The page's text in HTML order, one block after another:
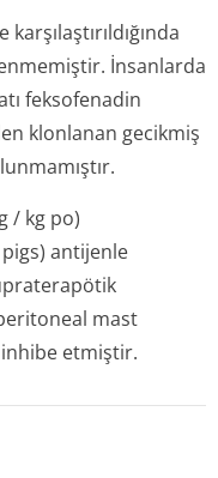
İnsanlarda
feksofenadin
klonlanan gecikmiş
/ kg po)
pigs) antijenle
mast
inhibe etmiştir.